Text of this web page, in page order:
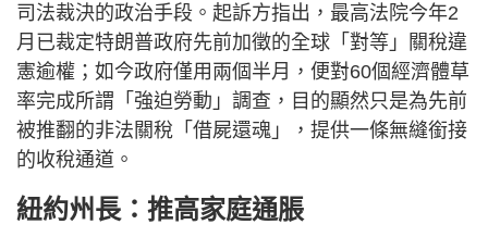
司法裁決的政治手段。起訴方指出，最高法院今年2
月已裁定特朗普政府先前加徵的全球「對等」關稅違
憲逾權；如今政府僅用兩個半月，便對60個經濟體草
率完成所謂「強迫勞動」調查，目的顯然只是為先前
被推翻的非法關稅「借屍還魂」，提供一條無縫銜接
的收稅通道。
紐約州長：推高家庭通脹